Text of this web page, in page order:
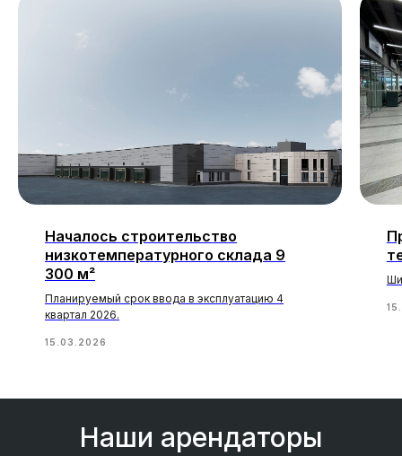
Началось строительство
низкотемпературного склада 9
300 м²
Планируемый срок ввода в эксплуатацию 4
квартал 2026.
15.03.2026
Наши арендаторы